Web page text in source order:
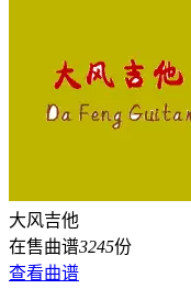
大风吉他
在售曲谱3245份
查看曲谱